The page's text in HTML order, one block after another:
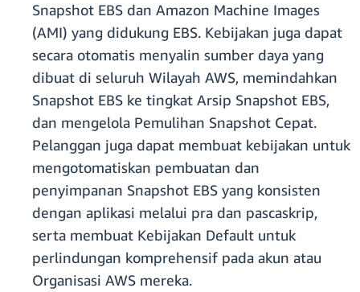
Snapshot EBS dan Amazon Machine Images
(AMI) yang didukung EBS. Kebijakan juga dapat
secara otomatis menyalin sumber daya yang
dibuat di seluruh Wilayah AWS, memindahkan
Snapshot EBS ke tingkat Arsip Snapshot EBS,
dan mengelola Pemulihan Snapshot Cepat.
Pelanggan juga dapat membuat kebijakan untuk
mengotomatiskan pembuatan dan
penyimpanan Snapshot EBS yang konsisten
dengan aplikasi melalui pra dan pascaskrip,
serta membuat Kebijakan Default untuk
perlindungan komprehensif pada akun atau
Organisasi AWS mereka.